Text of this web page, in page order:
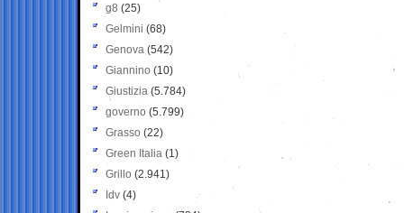
g8 (25)
Gelmini (68)
Genova (542)
Giannino (10)
Giustizia (5.784)
governo (5.799)
Grasso (22)
Green Italia (1)
Grillo (2.941)
Idv (4)